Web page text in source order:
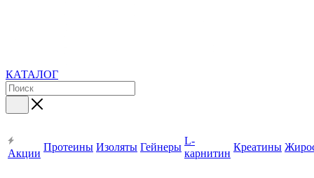
КАТАЛОГ
Акции
Протеины Изоляты Гейнеры
L-
карнитин
Креатины